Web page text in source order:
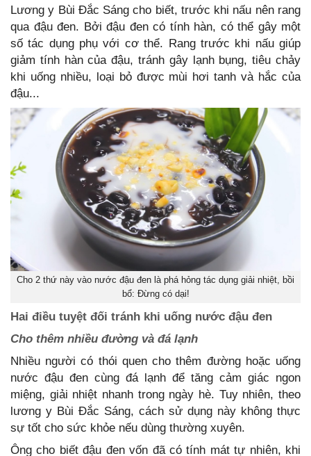
Lương y Bùi Đắc Sáng cho biết, trước khi nấu nên rang
qua đậu đen. Bởi đậu đen có tính hàn, có thể gây một
số tác dụng phụ với cơ thể. Rang trước khi nấu giúp
giảm tính hàn của đậu, tránh gây lạnh bụng, tiêu chảy
khi uống nhiều, loại bỏ được mùi hơi tanh và hắc của
đậu...
Cho 2 thứ này vào nước đậu đen là phá hỏng tác dụng giải nhiệt, bồi
bổ: Đừng có dại!
Hai điều tuyệt đối tránh khi uống nước đậu đen
Cho thêm nhiều đường và đá lạnh
Nhiều người có thói quen cho thêm đường hoặc uống
nước đậu đen cùng đá lạnh để tăng cảm giác ngon
miệng, giải nhiệt nhanh trong ngày hè. Tuy nhiên, theo
lương y Bùi Đắc Sáng, cách sử dụng này không thực
sự tốt cho sức khỏe nếu dùng thường xuyên.
Ông cho biết đậu đen vốn đã có tính mát tự nhiên, khi